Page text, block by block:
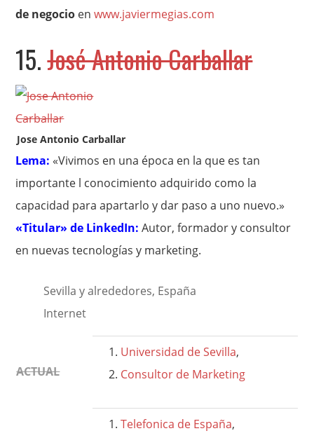
de negocio enwww.javiermegias.com
15.José Antonio Carballar
Jose Antonio Carballar
Lema: «Vivimos en una época en la que es tan
importante l conocimiento adquirido como la
capacidad para apartarlo y dar paso a uno nuevo.»
«Titular» de LinkedIn:Autor, formador y consultor
en nuevas tecnologías y marketing.
Sevilla y alrededores, España
Internet
ACTUAL
Universidad de Sevilla,
Consultor de Marketing
Telefonica de España,